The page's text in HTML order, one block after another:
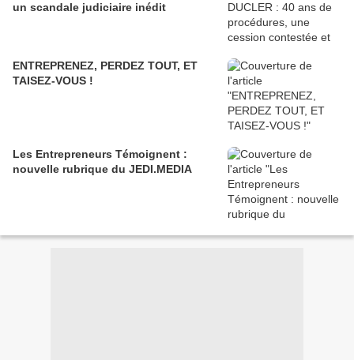
un scandale judiciaire inédit
ENTREPRENEZ, PERDEZ TOUT, ET
TAISEZ-VOUS !
Les Entrepreneurs Témoignent :
nouvelle rubrique du JEDI.MEDIA